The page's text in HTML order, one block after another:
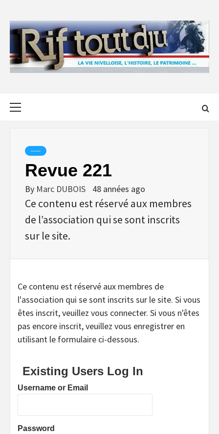
content
-----
Revue 221
By Marc DUBOIS 48 années ago
Ce contenu est réservé aux membres
de l’association qui se sont inscrits
sur le site.
Ce contenu est réservé aux membres de
l'association qui se sont inscrits sur le site. Si vous
êtes inscrit, veuillez vous connecter. Si vous n'êtes
pas encore inscrit, veuillez vous enregistrer en
utilisant le formulaire ci-dessous.
Existing Users Log In
Username or Email
Password